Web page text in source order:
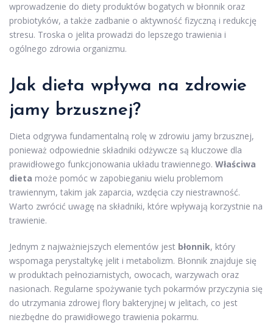
wprowadzenie do diety produktów bogatych w błonnik oraz
probiotyków, a także zadbanie o aktywność fizyczną i redukcję
stresu. Troska o jelita prowadzi do lepszego trawienia i
ogólnego zdrowia organizmu.
Jak dieta wpływa na zdrowie
jamy brzusznej?
Dieta odgrywa fundamentalną rolę w zdrowiu jamy brzusznej,
ponieważ odpowiednie składniki odżywcze są kluczowe dla
prawidłowego funkcjonowania układu trawiennego. Właściwa
dieta może pomóc w zapobieganiu wielu problemom
trawiennym, takim jak zaparcia, wzdęcia czy niestrawność.
Warto zwrócić uwagę na składniki, które wpływają korzystnie na
trawienie.
Jednym z najważniejszych elementów jest błonnik, który
wspomaga perystaltykę jelit i metabolizm. Błonnik znajduje się
w produktach pełnoziarnistych, owocach, warzywach oraz
nasionach. Regularne spożywanie tych pokarmów przyczynia się
do utrzymania zdrowej flory bakteryjnej w jelitach, co jest
niezbędne do prawidłowego trawienia pokarmu.